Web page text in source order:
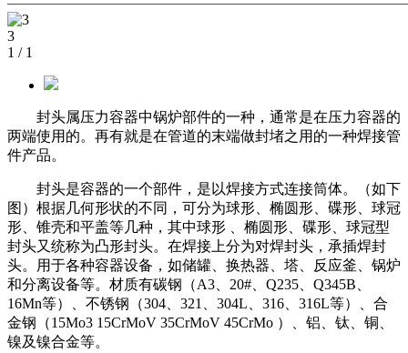
3
1 / 1
封头属压力容器中锅炉部件的一种，通常是在压力容器的
两端使用的。再有就是在管道的末端做封堵之用的一种焊接管
件产品。
封头是容器的一个部件，是以焊接方式连接筒体。（如下
图）根据几何形状的不同，可分为球形、椭圆形、碟形、球冠
形、锥壳和平盖等几种 ，其中球形 、椭圆形、碟形、球冠型
封头又统称为凸形封头。在焊接上分为对焊封头，承插焊封
头。用于各种容器设备，如储罐、换热器、 塔、反应釜、锅炉
和分离设备等。材质有碳钢（A3、20#、Q235、Q345B、
16Mn等）、不锈钢（304、321、304L、316、316L等）、合
金钢 （15Mo3 15CrMoV 35CrMoV 45CrMo ）、铝、钛、铜、
镍及镍合金等。